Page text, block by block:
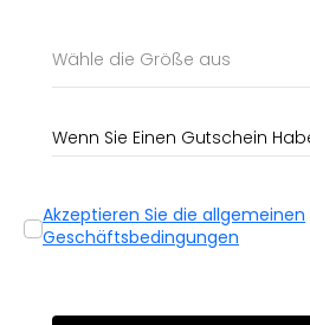
Wähle die Größe aus
Akzeptieren Sie die allgemeinen
Geschäftsbedingungen